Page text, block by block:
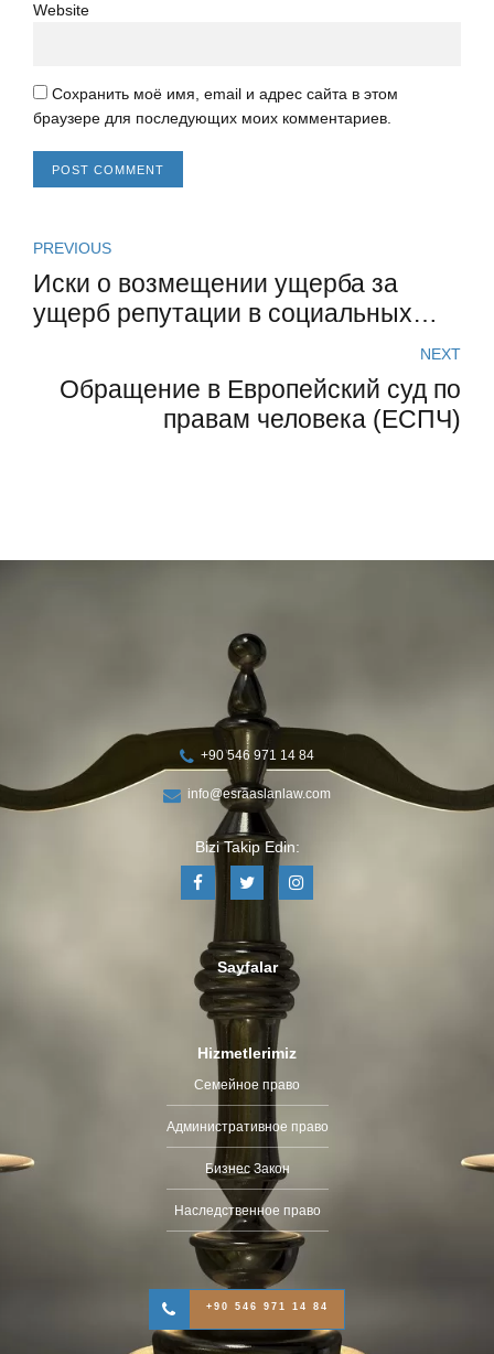
Website
Сохранить моё имя, email и адрес сайта в этом
браузере для последующих моих комментариев.
POST COMMENT
PREVIOUS
Иски о возмещении ущерба за
ущерб репутации в социальных
NEXT
Обращение в Европейский суд по
правам человека (ЕСПЧ)
+90 546 971 14 84
info@esraaslanlaw.com
Bizi Takip Edin:
Sayfalar
Hizmetlerimiz
Семейное право
Административное право
Бизнес Закон
Наследственное право
+90 546 971 14 84